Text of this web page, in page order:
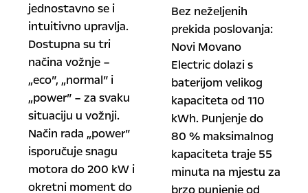
jednostavno se i
intuitivno upravlja.
Dostupna su tri
načina vožnje –
„eco”, „normal” i
„power” – za svaku
situaciju u vožnji.
Način rada „power”
isporučuje snagu
motora do 200 kW i
okretni moment do
Bez neželjenih
prekida poslovanja:
Novi Movano
Electric dolazi s
baterijom velikog
kapaciteta od 110
kWh. Punjenje do
80 % maksimalnog
kapaciteta traje 55
minuta na mjestu za